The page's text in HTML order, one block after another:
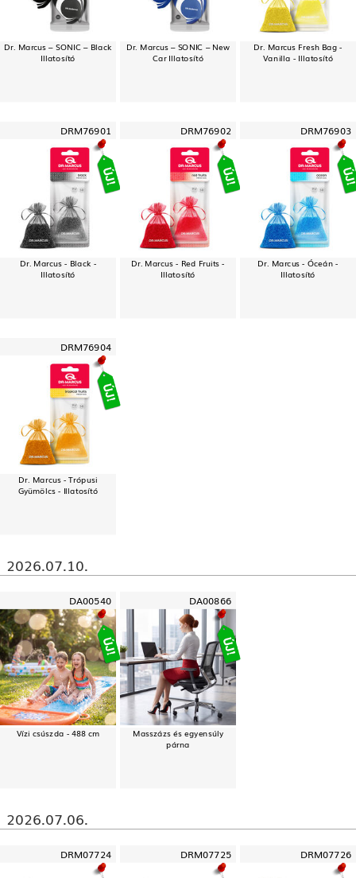
Dr. Marcus – SONIC – Black
Illatosító
Dr. Marcus – SONIC – New
Car Illatosító
Dr. Marcus Fresh Bag -
Vanilla - Illatosító
DRM76901
Dr. Marcus - Black -
Illatosító
DRM76902
Dr. Marcus - Red Fruits -
Illatosító
DRM76903
Dr. Marcus - Óceán -
Illatosító
DRM76904
Dr. Marcus - Trópusi
Gyümölcs - Illatosító
2026.07.10.
DA00540
Vízi csúszda - 488 cm
DA00866
Masszázs és egyensúly
párna
2026.07.06.
DRM07724 DRM07725 DRM07726